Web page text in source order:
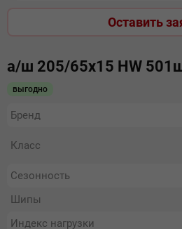
Оставить
а/ш 205/65х15 HW
выгодно
Бренд
Класс
Сезонность
Шипы
Индекс нагрузки